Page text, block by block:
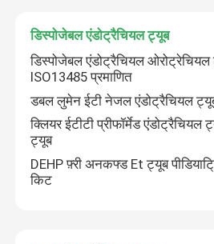
डिस्पोजेबल एंडोट्रैचियल ट्यूब
डिस्पोजेबल एंडोट्रैचियल
ISO13485 प्रमाणित
डबल लुमेन ईटी नेजल एंडोट्रैचियल
क्लियर ईटीटी प्रीफॉर्मेड
ट्यूब
DEHP फ़्री अनकफ्ड Et ट्यूब
किट